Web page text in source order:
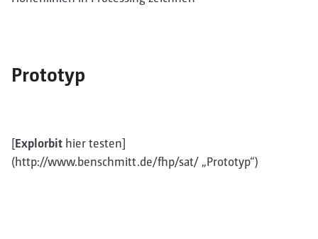
Prototyp
[Explorbit hier testen]
(http://www.benschmitt.de/fhp/sat/ „Prototyp“)